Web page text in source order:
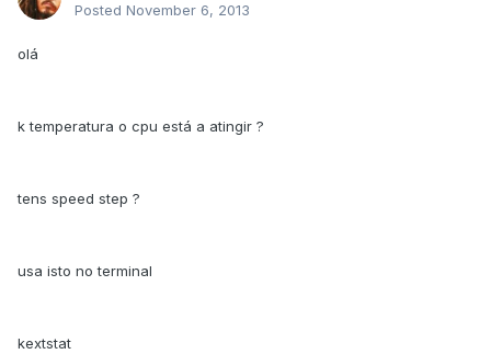
Posted November 6, 2013
olá
k temperatura o cpu está a atingir ?
tens speed step ?
usa isto no terminal
kextstat